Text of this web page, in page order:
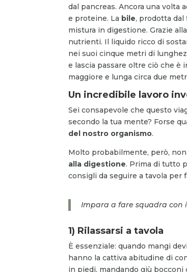
dal pancreas. Ancora una volta
e proteine. La bile, prodotta
mistura in digestione. Grazie
nutrienti. Il liquido ricco di
nei suoi cinque metri di
e lascia passare oltre ciò che è
maggiore e lunga circa due
Un incredibile lavoro
Sei consapevole che questo
secondo la tua mente? Forse
del nostro organismo.
Molto probabilmente, però,
alla digestione. Prima di tutto
consigli da seguire a tavola per
Impara a fare squadra con
1) Rilassarsi a tavola
È essenziale: quando mangi
hanno la cattiva abitudine di
in piedi, mandando giù